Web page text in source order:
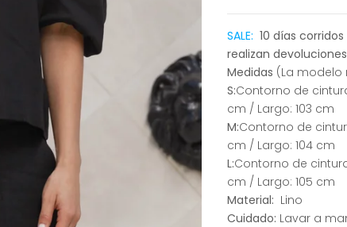
SALE: 10 días
realizan
Medidas (La modelo
S:Contorno de
cm / Largo: 103 cm
M:Contorno de
cm / Largo: 104 cm
L:Contorno de
cm / Largo: 105 cm
Material: Lino
Cuidado: Lavar a